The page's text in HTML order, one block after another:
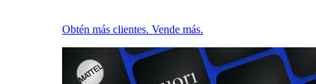
Obtén más clientes. Vende más.